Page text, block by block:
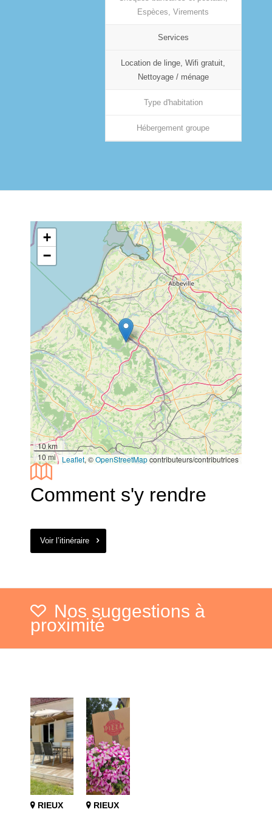
Espèces, Virements
Services
Location de linge, Wifi gratuit,
Nettoyage / ménage
Type d'habitation
Hébergement groupe
+
−
10 km
10 mi
Leaflet, ©OpenStreetMapcontributeurs/contributrices
Comment s'y rendre
Voir l’itinéraire
Nos suggestions à
proximité
RIEUX RIEUX